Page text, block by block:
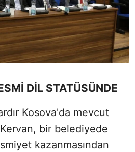
DİL STATÜSÜNDE
Kosova'da mevcut
bir belediyede
kazanmasından